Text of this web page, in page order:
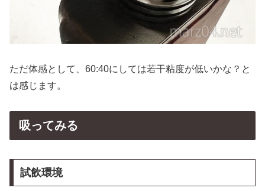
ただ体感として、60:40にしては若干粘度が低いかな？と
は感じます。
吸ってみる
試飲環境